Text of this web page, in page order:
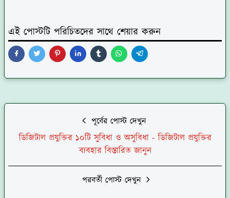
এই পোস্টটি পরিচিতদের সাথে শেয়ার করুন
পূর্বের পোস্ট দেখুন
ডিজিটাল প্রযুক্তির ১০টি সুবিধা ও অসুবিধা - ডিজিটাল প্রযুক্তির
ব্যবহার বিস্তারিত জানুন
পরবর্তী পোস্ট দেখুন